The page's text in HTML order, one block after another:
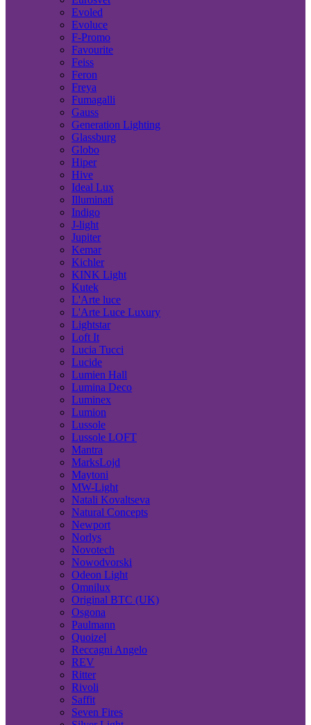
Evoled
Evoluce
F-Promo
Favourite
Feiss
Feron
Freya
Fumagalli
Gauss
Generation Lighting
Glassburg
Globo
Hiper
Hive
Ideal Lux
Illuminati
Indigo
J-light
Jupiter
Kemar
Kichler
KINK Light
Kutek
L'Arte luce
L'Arte Luce Luxury
Lightstar
Loft It
Lucia Tucci
Lucide
Lumien Hall
Lumina Deco
Luminex
Lumion
Lussole
Lussole LOFT
Mantra
MarksLojd
Maytoni
MW-Light
Natali Kovaltseva
Natural Concepts
Newport
Norlys
Novotech
Nowodvorski
Odeon Light
Omnilux
Original BTC (UK)
Osgona
Paulmann
Quoizel
Reccagni Angelo
REV
Ritter
Rivoli
Saffit
Seven Fires